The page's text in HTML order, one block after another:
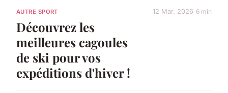
AUTRE SPORT
Découvrez les
meilleures cagoules
de ski pour vos
expéditions d'hiver !
12 Mar. 2026 6 min